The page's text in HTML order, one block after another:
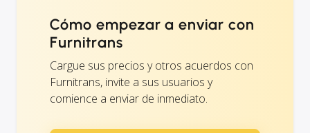
Cómo empezar a enviar con
Furnitrans
Cargue sus precios y otros acuerdos con
Furnitrans, invite a sus usuarios y
comience a enviar de inmediato.